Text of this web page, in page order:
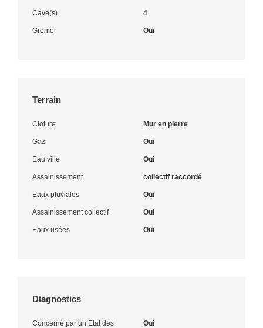
Cave(s) 4
Grenier Oui
Terrain
Cloture Mur en pierre
Gaz Oui
Eau ville Oui
Assainissement collectif raccordé
Eaux pluviales Oui
Assainissement collectif Oui
Eaux usées Oui
Diagnostics
Concerné par un Etat des
Oui